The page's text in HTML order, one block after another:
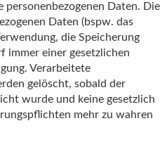
Daten. Die
Daten (bspw. das
die Speicherung
immer einer gesetzlichen
Verarbeitete
gelöscht, sobald der
wurde und keine gesetzlich
mehr zu wahren